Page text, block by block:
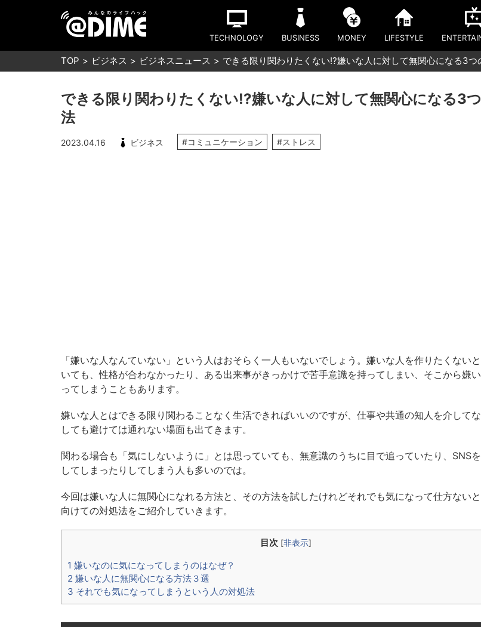
TECHNOLOGY BUSINESS MONEY LIFESTYLE
TOP ビジネス ビジネスニュース できる限り関わりたくない!?嫌いな人に対して無関心になる3つ
できる限り関わりたくない!?嫌いな人に対して無関心になる3
法
2023.04.16 ビジネス #コミュニケーション #ストレス
「嫌いな人なんていない」という人はおそらく一人もいないでしょう。嫌いな人を作りたくない
いても、性格が合わなかったり、ある出来事がきっかけで苦手意識を持ってしまい、そこから嫌
ってしまうこともあります。
嫌いな人とはできる限り関わることなく生活できればいいのですが、仕事や共通の知人を介して
しても避けては通れない場面も出てきます。
関わる場合も「気にしないように」とは思っていても、無意識のうちに目で追っていたり、SNS
してしまったりしてしまう人も多いのでは。
今回は嫌いな人に無関心になれる方法と、その方法を試したけれどそれでも気になって仕方ない
向けての対処法をご紹介していきます。
目次 [非表示]
1 嫌いなのに気になってしまうのはなぜ？
2 嫌いな人に無関心になる方法３選
3 それでも気になってしまうという人の対処法